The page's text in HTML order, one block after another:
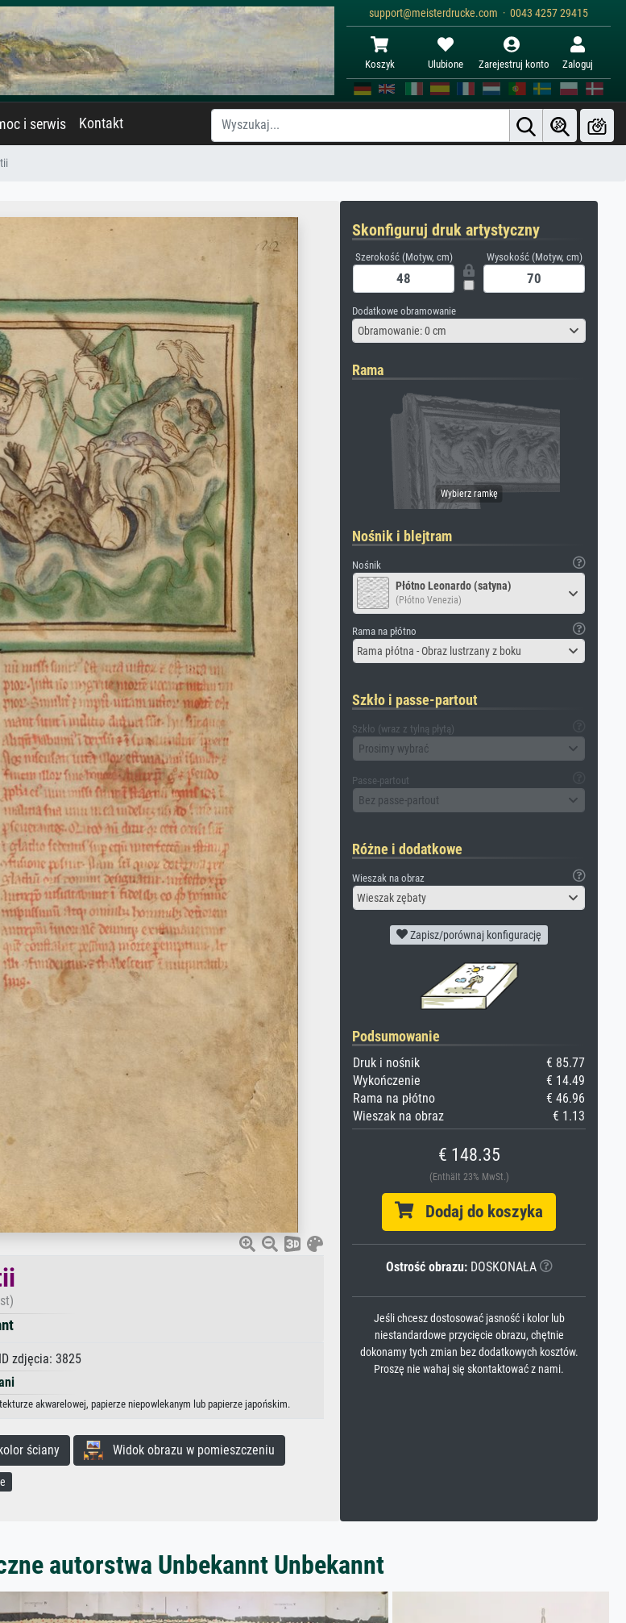
support@meisterdrucke.com · 0043 4257 29415
Koszyk Ulubione Zarejestruj konto Zaloguj
i serwis Kontakt
zdjęcia: 3825
akwarelowej, papierze niepowlekanym lub papierze japońskim.
ściany Widok obrazu w pomieszczeniu
Skonfiguruj druk artystyczny
Szerokość (Motyw, cm) Wysokość (Motyw, cm)
Dodatkowe obramowanie
Obramowanie: 0 cm
Rama
Nośnik i blejtram
Nośnik
Płótno Leonardo (satyna)
(Płótno Venezia)
Rama na płótno
Rama płótna - Obraz lustrzany z boku
Szkło i passe-partout
Szkło (wraz z tylną płytą)
Prosimy wybrać
Passe-partout
Bez passe-partout
Różne i dodatkowe
Wieszak na obraz
Wieszak zębaty
Zapisz/porównaj konfigurację
Podsumowanie
Druk i nośnik
€ 85.77
Wykończenie
€ 14.49
Rama na płótno
€ 46.96
Wieszak na obraz
€ 1.13
€ 148.35
(Enthält 23% MwSt.)
Dodaj do koszyka
Ostrość obrazu:DOSKONAŁA
Jeśli chcesz dostosować jasność i kolor lub
niestandardowe przycięcie obrazu, chętnie
dokonamy tych zmian bez dodatkowych kosztów.
Proszę nie wahaj się skontaktować z nami.
autorstwa Unbekannt Unbekannt